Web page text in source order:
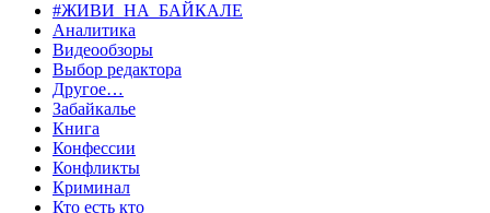
#ЖИВИ_НА_БАЙКАЛЕ
Аналитика
Видеообзоры
Выбор редактора
Другое…
Забайкалье
Книга
Конфессии
Конфликты
Криминал
Кто есть кто